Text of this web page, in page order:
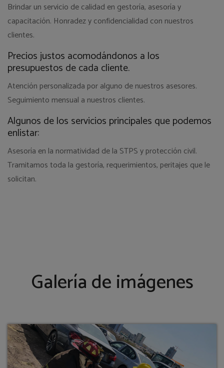
Brindar un servicio de calidad en gestoría, asesoría y
capacitación. Honradez y confidencialidad con nuestros
clientes.
Precios justos acomodándonos a los
presupuestos de cada cliente.
Atención personalizada por alguno de nuestros asesores.
Seguimiento mensual a nuestros clientes.
Algunos de los servicios principales que podemos
enlistar:
Asesoría en la normatividad de la STPS y protección civil.
Tramitamos toda la gestoría, requerimientos, peritajes que le
solicitan.
Galería de imágenes